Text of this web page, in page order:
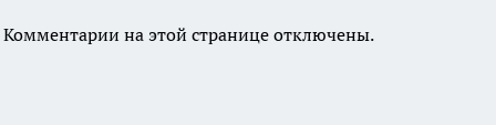
Комментарии на этой странице отключены.